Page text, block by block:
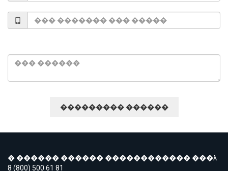
� ������ ������ ������������ ���λ
8 (800) 500 61 81